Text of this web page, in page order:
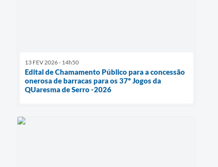
13 FEV 2026 - 14h50
Edital de Chamamento Público para a concessão
onerosa de barracas para os 37º Jogos da
QUaresma de Serro -2026